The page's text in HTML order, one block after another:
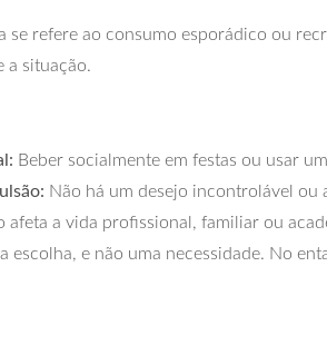
se refere ao consumo esporádico ou
a situação.
Beber socialmente em festas ou usar
Não há um desejo incontrolável ou
afeta a vida profissional, familiar ou
escolha, e não uma necessidade. No